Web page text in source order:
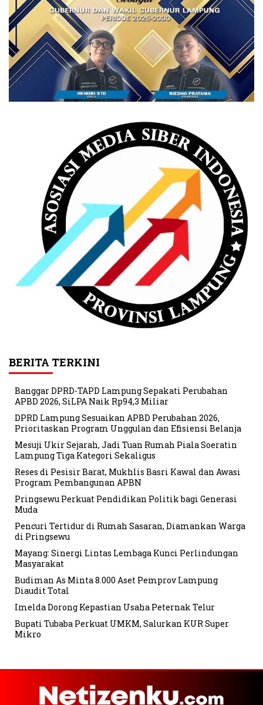
BERITA TERKINI
Banggar DPRD-TAPD Lampung Sepakati Perubahan
APBD 2026, SiLPA Naik Rp94,3 Miliar
DPRD Lampung Sesuaikan APBD Perubahan 2026,
Prioritaskan Program Unggulan dan Efisiensi Belanja
Mesuji Ukir Sejarah, Jadi Tuan Rumah Piala Soeratin
Lampung Tiga Kategori Sekaligus
Reses di Pesisir Barat, Mukhlis Basri Kawal dan Awasi
Program Pembangunan APBN
Pringsewu Perkuat Pendidikan Politik bagi Generasi
Muda
Pencuri Tertidur di Rumah Sasaran, Diamankan Warga
di Pringsewu
Mayang: Sinergi Lintas Lembaga Kunci Perlindungan
Masyarakat
Budiman As Minta 8.000 Aset Pemprov Lampung
Diaudit Total
Imelda Dorong Kepastian Usaha Peternak Telur
Bupati Tubaba Perkuat UMKM, Salurkan KUR Super
Mikro